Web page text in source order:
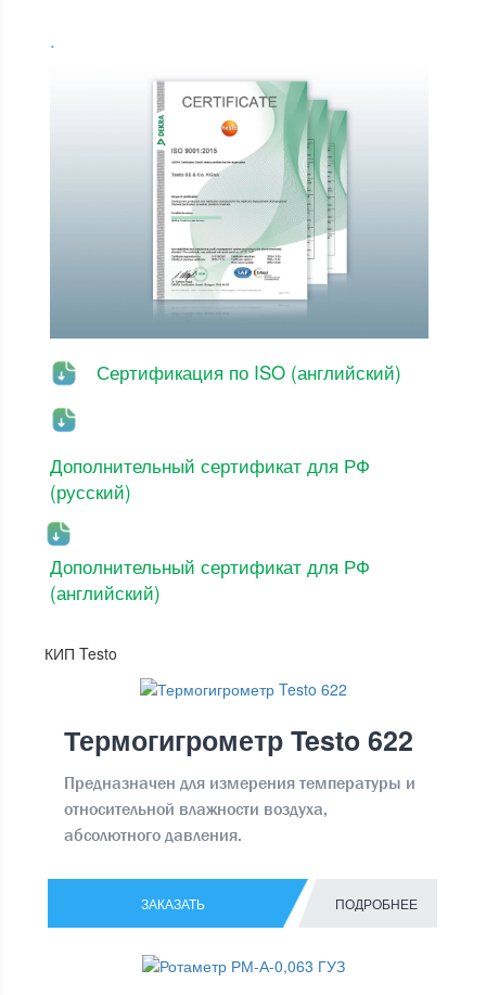
.
Сертификация по ISO (английский)
Дополнительный сертификат для РФ
(русский)
Дополнительный сертификат для РФ
(английский)
КИП Testo
Термогигрометр Testo 622
Предназначен для измерения температуры и
относительной влажности воздуха,
абсолютного давления.
ЗАКАЗАТЬ ПОДРОБНЕЕ